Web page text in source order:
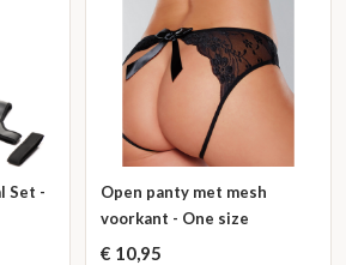
Set -
Open panty met mesh
voorkant - One size
€ 10,95